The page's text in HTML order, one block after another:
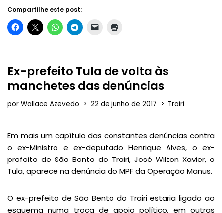
Compartilhe este post:
Ex-prefeito Tula de volta às
manchetes das denúncias
por Wallace Azevedo 22 de junho de 2017 Trairi
Em mais um capítulo das constantes denúncias contra
o ex-Ministro e ex-deputado Henrique Alves, o ex-
prefeito de São Bento do Trairi, José Wilton Xavier, o
Tula, aparece na denúncia do MPF da Operação Manus.
O ex-prefeito de São Bento do Trairi estaria ligado ao
esquema numa troca de apoio político, em outras